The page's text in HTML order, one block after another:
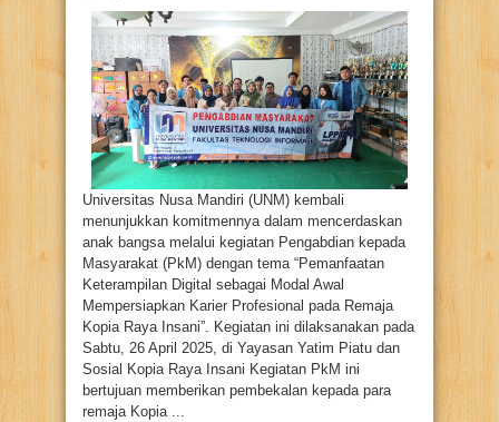
Universitas
Nusa
Mandiri
Gelar
Pelatihan
Pembuatan
CV
Digital
Bersama
Remaja
Kopia
Raya
Insani
Universitas Nusa Mandiri (UNM) kembali
menunjukkan komitmennya dalam mencerdaskan
anak bangsa melalui kegiatan Pengabdian kepada
Masyarakat (PkM) dengan tema “Pemanfaatan
Keterampilan Digital sebagai Modal Awal
Mempersiapkan Karier Profesional pada Remaja
Kopia Raya Insani”. Kegiatan ini dilaksanakan pada
Sabtu, 26 April 2025, di Yayasan Yatim Piatu dan
Sosial Kopia Raya Insani Kegiatan PkM ini
bertujuan memberikan pembekalan kepada para
remaja Kopia ...